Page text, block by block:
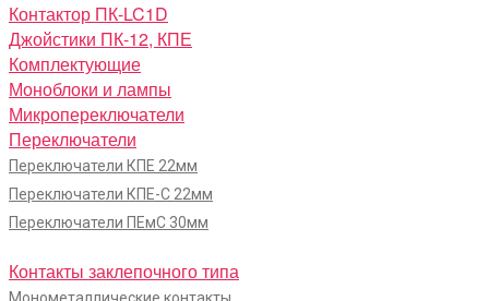
Контактор ПК-LC1D
Джойстики ПК-12, КПЕ
Комплектующие
Моноблоки и лампы
Микропереключатели
Переключатели
Переключатели КПЕ 22мм
Переключатели КПЕ-С 22мм
Переключатели ПЕмС 30мм
Контакты заклепочного типа